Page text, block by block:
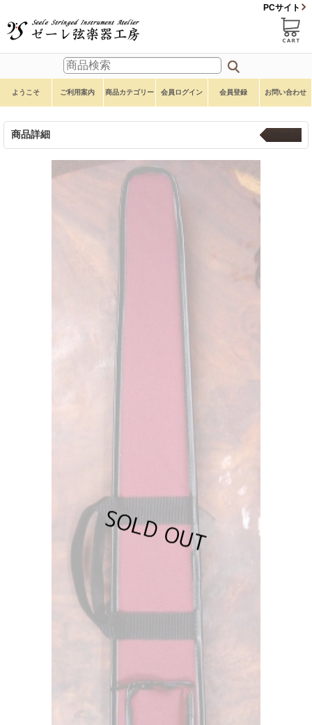
PCサイト
ようこそ ご利用案内 商品カテゴリー 会員ログイン 会員登録 お問い合わせ
商品詳細